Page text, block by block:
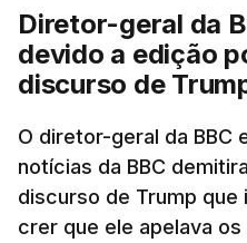
Diretor-geral da
devido a edição
discurso de
O diretor-geral da BBC
notícias da BBC
discurso de Trump que
crer que ele apelava